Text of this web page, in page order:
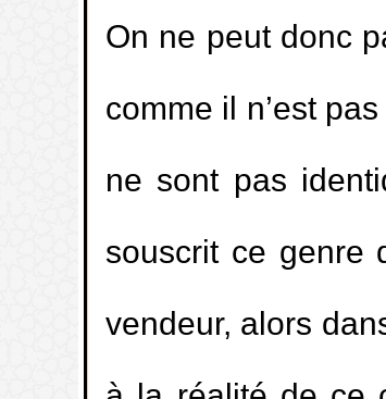
On ne peut donc
comme il n’est
ne sont pas
souscrit ce
vendeur, alors